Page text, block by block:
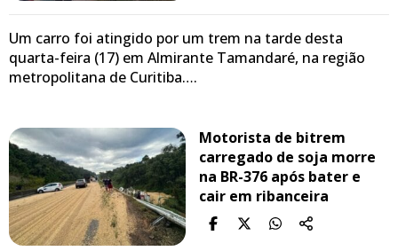
Um carro foi atingido por um trem na tarde desta
quarta-feira (17) em Almirante Tamandaré, na região
metropolitana de Curitiba….
Motorista de bitrem
carregado de soja morre
na BR-376 após bater e
cair em ribanceira